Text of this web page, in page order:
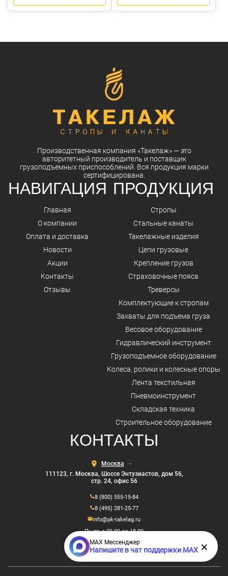
Производственная компания «Такелаж»— это
авторитетный производитель и поставщик
грузоподъемных приспособлений. Вся продукция марки
сертифицирована.
НАВИГАЦИЯ
Главная
О компании
Оплата и доставка
Новости
Акции
Контакты
Отзывы
ПРОДУКЦИЯ
Стропы
Стальные канаты
Такелажные изделия
Цепи грузовые
Крепление грузов
Страховочные пояса
Треверсы
Комплектующие к стропам
Захваты для подъема груза
Весовое оборудование
Гидравлический инструмент
Грузоподъемное оборудование
Колеса, ролики и колесные опоры
Лента текстильная
Пневмоинструмент
Складская техника
Строительное оборудование
КОНТАКТЫ
Выберите
город
111123, г. Москва, Шоссе Энтузиастов, дом 56,
стр. 24, офис 56
info@pk-takelag.ru
Пн-пт: с 09.00 до 18.00
8 (800) 555-15-84
8 (495) 281-25-77
MAX Мессенджер
Напишите в чат поддержки MAX ×